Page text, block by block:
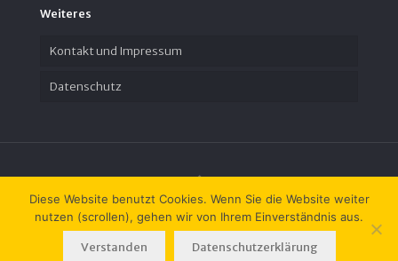
Weiteres
Kontakt und Impressum
Datenschutz
© 2023 Zeit-Geschichte(n) e.V.
Diese Website benutzt Cookies. Wenn Sie die Website weiter
nutzen (scrollen), gehen wir von Ihrem Einverständnis aus.
Verstanden Datenschutzerklärung